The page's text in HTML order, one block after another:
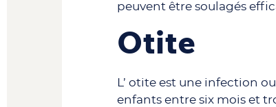
peuvent être soulagés
Otite
L’ otite est une infection
enfants entre six mois et